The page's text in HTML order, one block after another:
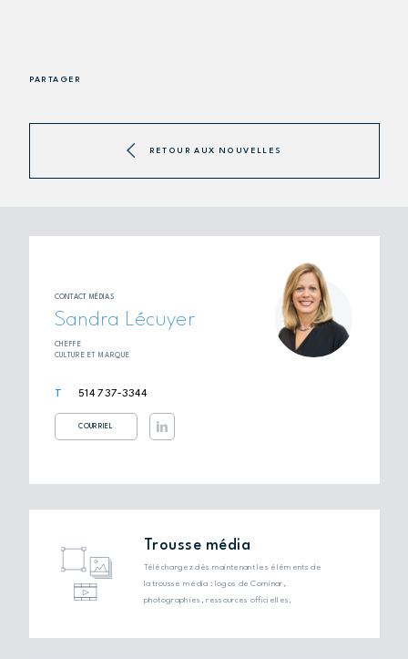
PARTAGER
RETOUR AUX NOUVELLES
CONTACT MÉDIAS
Sandra Lécuyer
CHEFFE
CULTURE ET MARQUE
514 737‑3344
COURRIEL
Trousse média
Téléchargez dès maintenant les éléments de
la trousse média : logos de Cominar,
photographies, ressources officielles.